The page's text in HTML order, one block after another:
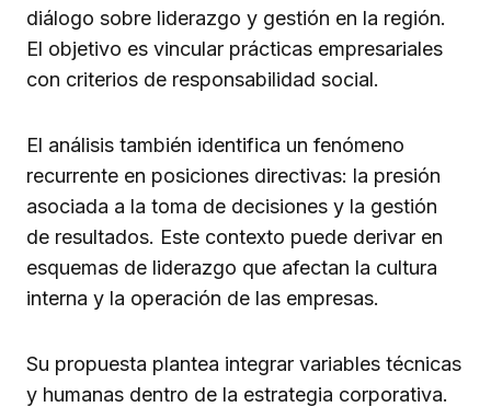
diálogo sobre liderazgo y gestión en la región.
El objetivo es vincular prácticas empresariales
con criterios de responsabilidad social.
El análisis también identifica un fenómeno
recurrente en posiciones directivas: la presión
asociada a la toma de decisiones y la gestión
de resultados. Este contexto puede derivar en
esquemas de liderazgo que afectan la cultura
interna y la operación de las empresas.
Su propuesta plantea integrar variables técnicas
y humanas dentro de la estrategia corporativa.